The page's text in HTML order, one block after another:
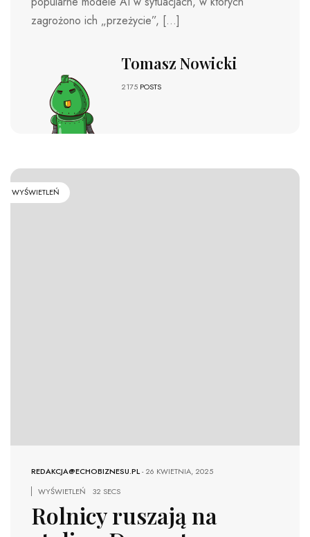
zagrożono ich „przeżycie”, […]
Tomasz Nowicki
2175 POSTS
WYŚWIETLEŃ
REDAKCJA@ECHOBIZNESU.PL-26 KWIETNIA, 2025
WYŚWIETLEŃ
32 SECS
Rolnicy ruszają na